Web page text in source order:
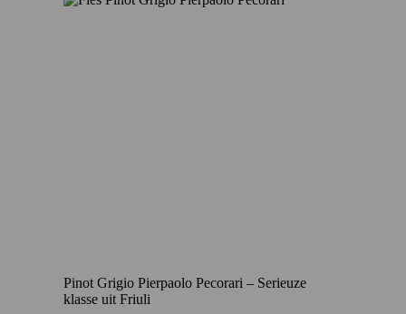
Pinot Grigio Pierpaolo Pecorari – Serieuze
klasse uit Friuli